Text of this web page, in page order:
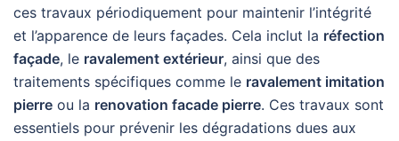
ces travaux périodiquement pour maintenir l’intégrité
et l’apparence de leurs façades. Cela inclut la réfection
façade, le ravalement extérieur, ainsi que des
traitements spécifiques comme le ravalement imitation
pierre ou la renovation facade pierre. Ces travaux sont
essentiels pour prévenir les dégradations dues aux